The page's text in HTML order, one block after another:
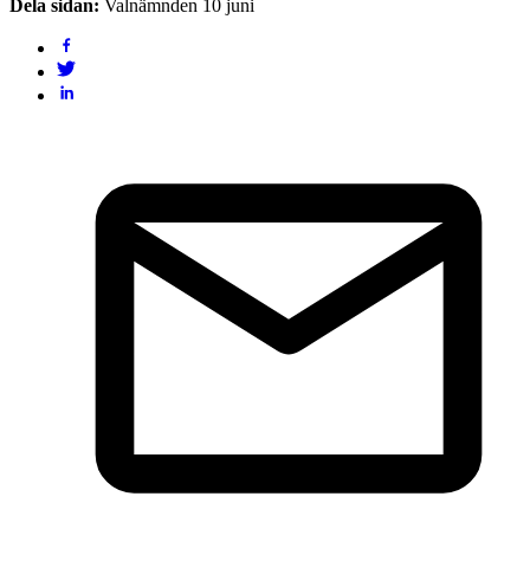
Dela sidan: Valnämnden 10 juni